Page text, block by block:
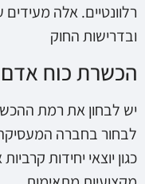
רלוונטיים. אלה
ובדרישות החוק
הכשרת כוח אדם
יש לבחון את רמת
לבחור בחברה
כגון יוצאי יחידות